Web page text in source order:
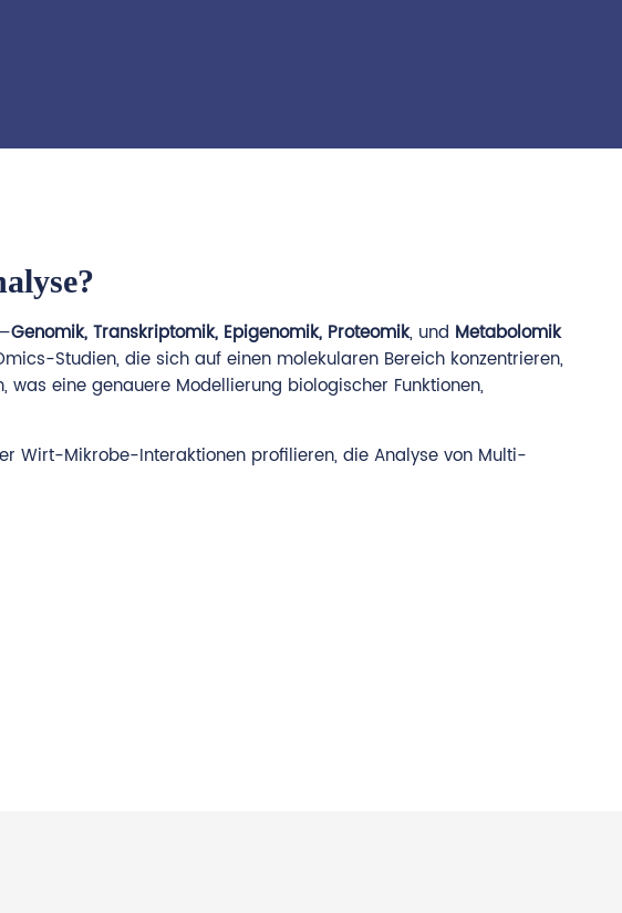
Genomik, Transkriptomik, Epigenomik, Proteomik, und Metabolomik
Studien, die sich auf einen molekularen Bereich konzentrieren,
eine genauere Modellierung biologischer Funktionen,
Wirt-Mikrobe-Interaktionen profilieren, die Analyse von Multi-